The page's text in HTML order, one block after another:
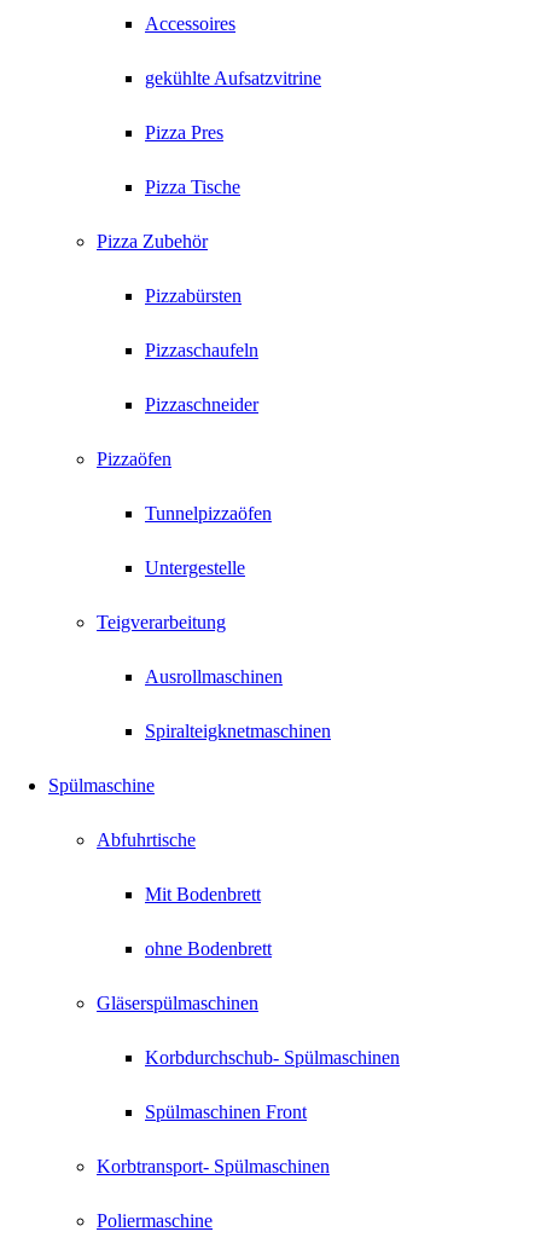
Accessoires
gekühlte Aufsatzvitrine
Pizza Pres
Pizza Tische
Pizza Zubehör
Pizzabürsten
Pizzaschaufeln
Pizzaschneider
Pizzaöfen
Tunnelpizzaöfen
Untergestelle
Teigverarbeitung
Ausrollmaschinen
Spiralteigknetmaschinen
Spülmaschine
Abfuhrtische
Mit Bodenbrett
ohne Bodenbrett
Gläserspülmaschinen
Korbdurchschub- Spülmaschinen
Spülmaschinen Front
Korbtransport- Spülmaschinen
Poliermaschine